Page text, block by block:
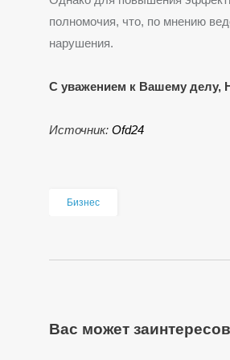
полномочия, что, по мнению
нарушения.
С уважением к Вашему делу,
Источник: Оfd24
Бизнес
Вас может